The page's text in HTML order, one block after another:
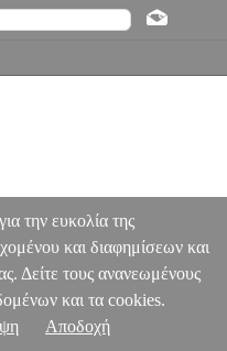
ΛΑΜΠΕΣ
την ευκολία της
και διαφημίσεων και
Δείτε τους ανανεωμένους
και τα cookies.
Αποδοχή